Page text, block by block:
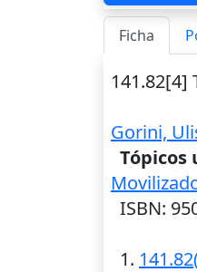
Ficha
141.82[4]
Gorini,
Tópicos
ISBN:
1.